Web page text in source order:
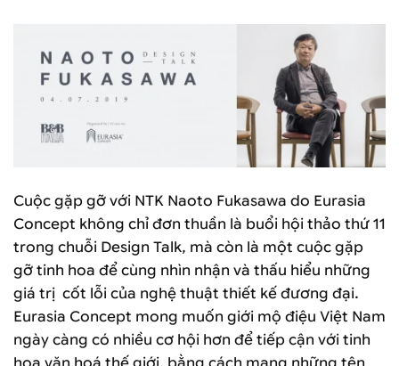
Cuộc gặp gỡ với NTK Naoto Fukasawa do Eurasia
Concept không chỉ đơn thuần là buổi hội thảo thứ 11
trong chuỗi Design Talk, mà còn là một cuộc gặp
gỡ tinh hoa để cùng nhìn nhận và thấu hiểu những
giá trị cốt lỗi của nghệ thuật thiết kế đương đại.
Eurasia Concept mong muốn giới mộ điệu Việt Nam
ngày càng có nhiều cơ hội hơn để tiếp cận với tinh